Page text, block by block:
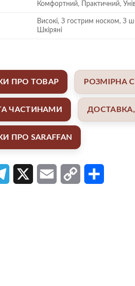
Комфортний, Практичний,
Високі, З гострим носком, З
Шкіряні
ПРО ТОВАР РОЗМІРНА
ЧАСТИНАМИ
ПРО SARAFFAN
Telegram Email Copy